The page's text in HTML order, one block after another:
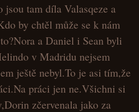
jsou tam díla Valasqeze a
by chtěl může se k nám
a Daniel i Sean byli
v Madridu nejsem
ještě nebyl.To je asi tím,že
práci jen ne.Všichni si
zčervenala jako za